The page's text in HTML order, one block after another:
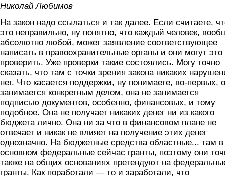
Николай Любимов
На закон надо ссылаться и так далее. Если считаете,
это неправильно, ну понятно, что каждый человек,
абсолютно любой, может заявление соответствующее
написать в правоохранительные органы и они могут это
проверить. Уже проверки такие состоялись. Могу точно
сказать, что там с точки зрения закона никаких
нет. Что касается поддержки, ну понимаете, во-первых,
занимается конкретным делом, она не занимается
подписью документов, особенно, финансовых, и тому
подобное. Она не получает никаких денег ни из какого
бюджета лично. Она ни за что в финансовом плане не
отвечает и никак не влияет на получение этих денег
однозначно. На бюджетные средства областные... там в
основном федеральные сейчас гранты, поэтому они
также на общих основаниях претендуют на
гранты. Как поработали — то и заработали, что